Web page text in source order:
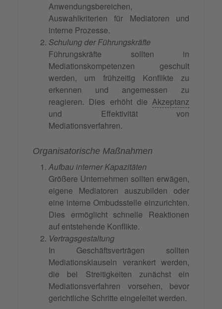
Anwendungsbereichen,
Auswahlkriterien für Mediatoren und
interne Prozesse.
Schulung der Führungskräfte
Führungskräfte sollten in
Mediationskompetenzen geschult
werden, um frühzeitig Konflikte zu
erkennen und angemessen zu
reagieren. Dies erhöht die Akzeptanz
und Effektivität von
Mediationsverfahren.
Organisatorische Maßnahmen
Aufbau interner Kapazitäten
Größere Unternehmen sollten erwägen,
eigene Mediatoren auszubilden oder
eine interne Ombudsstelle einzurichten.
Dies ermöglicht schnelle Reaktionen
auf entstehende Konflikte.
Vertragsgestaltung
In Geschäftsverträgen sollten
Mediationsklauseln verankert werden,
die bei Streitigkeiten zunächst ein
Mediationsverfahren vorsehen, bevor
gerichtliche Schritte eingeleitet werden.